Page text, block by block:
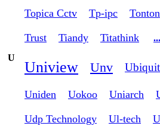
Topica Cctv Tp-ipc Tonton
Trust Tiandy Titathink
...
U
Uniview Unv
Uniden Uokoo Uniarch
Udp Technology Ul-tech